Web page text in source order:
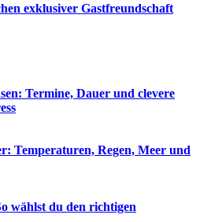
exklusiver Gastfreundschaft
Termine, Dauer und clevere
Temperaturen, Regen, Meer und
wählst du den richtigen